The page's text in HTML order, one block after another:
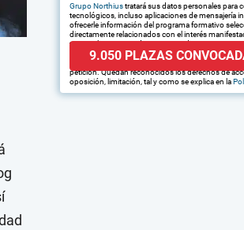
Grupo Northiustratará sus datos personales para
tecnológicos, incluso aplicaciones de mensajería
ofrecerle información del programa formativo
directamente relacionados con el interés
tramitar la contratación correspondiente.
empresas que conforman elGrupo Northius, con
puedan hacerle llegar la mejor oferta de productos
petición. Quedan reconocidos los derechos de
oposición, limitación, tal y como se explica en la
9.050 PLAZAS